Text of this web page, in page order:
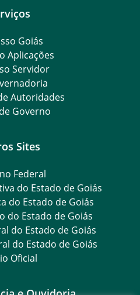
Goiás
Aplicações
Servidor
Autoridades
Governo
Sites
Federal
do Estado de Goiás
do Estado de Goiás
do Estado de Goiás
do Estado de Goiás
do Estado de Goiás
Oficial